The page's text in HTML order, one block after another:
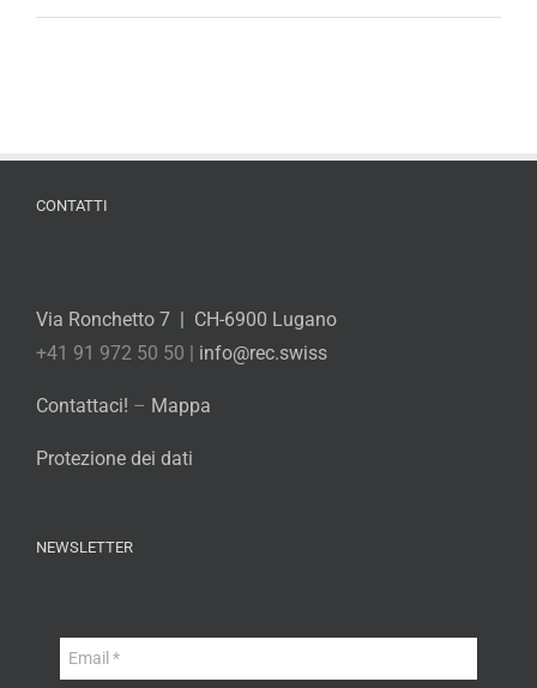
CONTATTI
Via Ronchetto 7 | CH-6900 Lugano
+41 91 972 50 50 | info@rec.swiss
Contattaci! – Mappa
Protezione dei dati
NEWSLETTER